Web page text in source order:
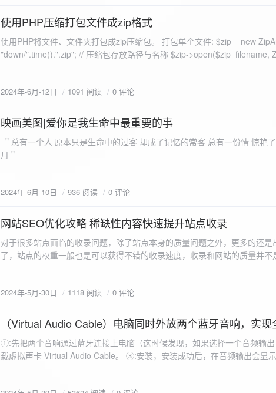
2024-6-12
使用PHP压缩打包文件成zip格式
使用PHP将文件、文件夹打包成zip压缩包。 打包单个文件: $zip = new
"down/".time().".zip"; // 压缩包存放路径与名称 $zip->open($zip_filename, ZIPARCHIVE::CREATE); // 打
数可以改为 basename("img/logon2.png),也就是原文件所在的路径 $zip-
= array( "img/1.jpg", "img/2.jpg", ); $filename = "down/img.zip"; // 压缩包存放路径与名称 $zip = new
ZipArchive(); $zip->open($filename,ZipArchive::CREATE); //打开压缩包 //遍历文件 foreach($fileList as
$file){ $zip->addFile($file,basename($file)); //向压缩包中添加文件 } $zip->close(); //关闭压缩包 打包某
个文件夹（包含子文件夹）: <?php /** * @param $path 文件夹路径 *
为'.'和‘..’，不要对他们进行操作 if (is_dir($path . "/" . $filename)) { // 如果读取的某个对象是文件夹，则递
$filename); } } } } $zip = new ZipArchive(); $zip_filename = "down/files.zip"; // 压缩包存放路径与名称
压缩包中 addFileToZip("img",$zip);
2024年-6月-12日 1091 阅读 0 评论
2024-6-10
映画美图|爱你是我生命中最重要的事
＂总有一个人 原本只是生命中的过客 却成了记忆的常客 总有一份情 惊艳
月＂
2024年-6月-10日 936 阅读 0 评论
2024-5-30
网站SEO优化攻略 稀缺性内容快速提升站点收录
对于很多站点面临的收录问题，除了站点本身的质量问题之外，更多的还
了，站点的权重一般也是可以获得不错的收录速度，收录和网站的质量并
2024年-5月-30日 1118 阅读 0 评论
2024-5-29
（Virtual Audio Cable）电脑同时外放两个蓝牙音响，实
①:先把两个音响通过蓝牙连接上电脑（这时候发现，如果选择一个音频输
载虚拟声卡 Virtual Audio Cable。 ③:安装，安装成功后，在音频输出会显示一个